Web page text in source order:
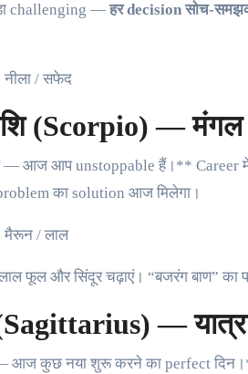
challenging —हर decision सोच-
/ सफेद
(Scorpio) — मंगल
आज आप unstoppable हैं।** Career में
का solution आज मिलेगा।
/ लाल
फूल और सिंदूर चढ़ाएं। “बजरंग बाण” का
— यात्रा
आज कुछ नया शुरू करने का perfect